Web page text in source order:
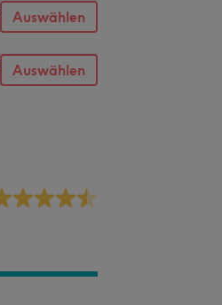
Auswählen
Auswählen